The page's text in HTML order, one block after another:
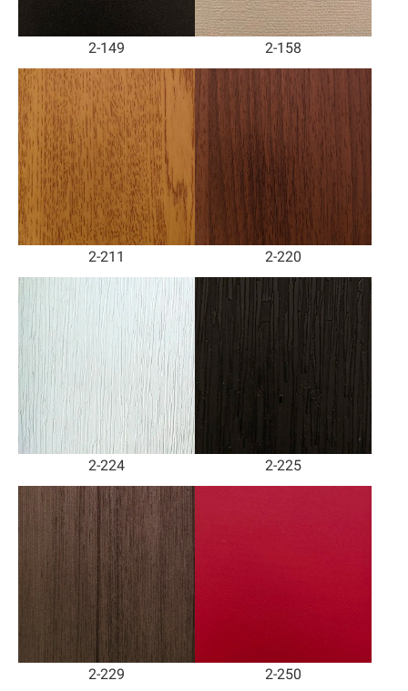
2-149 2-158
2-211 2-220
2-224 2-225
2-229 2-250